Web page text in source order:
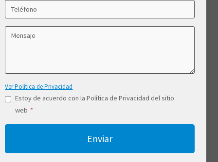
Ver Política de Privacidad
Estoy de acuerdo con la Política de Privacidad del sitio
web *
Enviar